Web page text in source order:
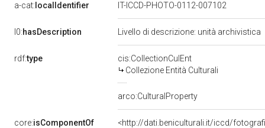
a-cat: localIdentifier IT-ICCD-PHOTO-0112-007102
l0:hasDescription Livello di descrizione: unità archivistica
rdf:type
cis:CollectionCulEnt
Collezione Entità Culturali
arco:CulturalProperty
core:isComponentOf
<http://dati.beniculturali.it/iccd/